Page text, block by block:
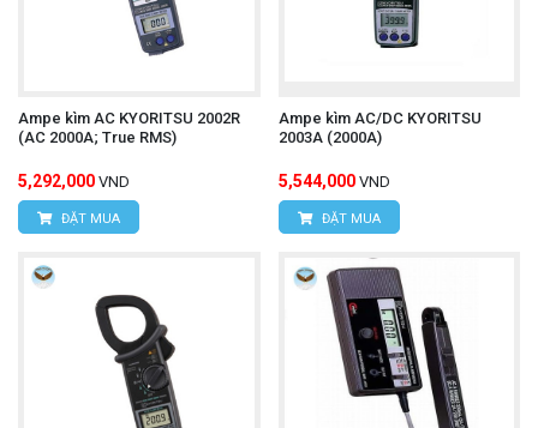
Ampe kìm AC KYORITSU 2002R
(AC 2000A; True RMS)
5,292,000 VND
ĐẶT MUA
Ampe kìm AC/DC KYORITSU
2003A (2000A)
5,544,000 VND
ĐẶT MUA